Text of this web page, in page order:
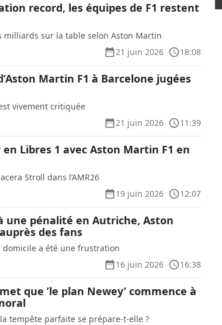
record, les équipes de F1 restent
milliards sur la table selon Aston Martin
21 juin 2026
18:08
Martin F1 à Barcelone jugées
vivement critiquée
21 juin 2026
11:39
Libres 1 avec Aston Martin F1 en
Stroll dans l’AMR26
19 juin 2026
12:07
une pénalité en Autriche, Aston
des fans
domicile a été une frustration
16 juin 2026
16:38
que ’le plan Newey’ commence à
tempête parfaite se prépare-t-elle ?